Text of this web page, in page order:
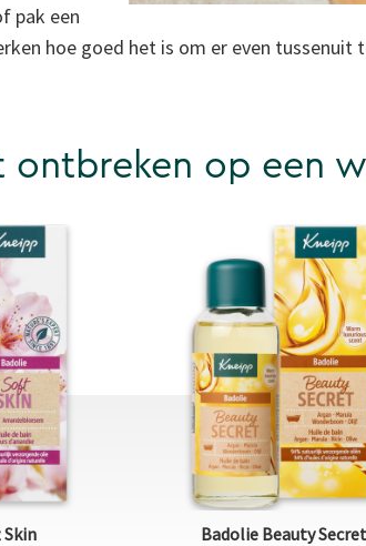
pak een
hoe goed het is om er even tussenuit
ontbreken op een
Skin Badolie Beauty Secret